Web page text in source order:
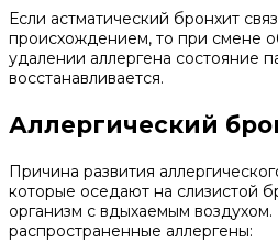
Если астматический бронхит
происхождением, то при смене
удалении аллергена состояние
восстанавливается.
Аллергический
Причина развития
которые оседают на слизистой
организм с вдыхаемым
распространенные аллергены: